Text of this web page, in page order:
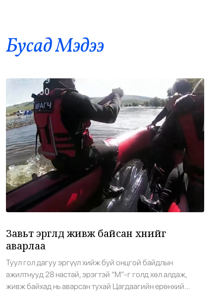
10 Засгийн газар Х. Болормаа 10 цаг 8 минутын өмнө
11
Д.Амарбаясгалан: Агуулахад байгаа
шатахууны үлдэгдлийг нөөц мэтээр
иргэдэд мэдээлж байна
Парламент Х. Болормаа • 10 цаг 27 минутын өмнө
12 Завьт эргүүлүүд живж байсан хүнийг аварлаа
•
13
Дэлхийн цаачид Цагааннуурт хуралдаж
байна
Х. Болормаа 11 цаг 14 минутын өмнө
Бусад Mэдээ
Завьт эргүүлүүд живж байсан хүнийг
аварлаа
Туул гол дагуу эргүүл хийж буй онцгой байдлын
ажилтнууд 28 настай, эрэгтэй “М”-г голд хөл алдаж,
живж байхад нь аварсан тухай Цагдаагийн ерөнхий